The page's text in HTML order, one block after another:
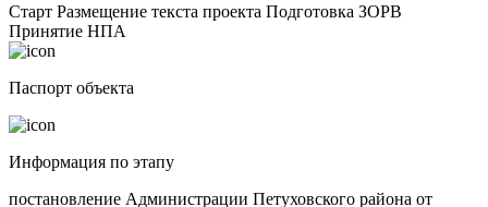
Старт Размещение текста проекта Подготовка ЗОРВ
Принятие НПА
Паспорт объекта
Информация по этапу
постановление Администрации Петуховского района от